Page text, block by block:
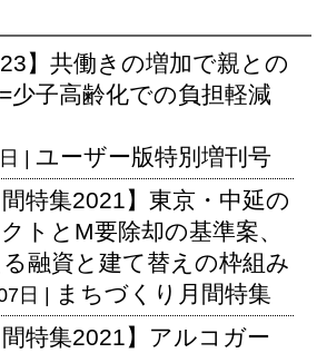
】共働きの増加で親との
少子高齢化での負担軽減
| ユーザー版特別増刊号
特集2021】東京・中延の
トとM要除却の基準案、
融資と建て替えの枠組み
日 | まちづくり月間特集
間特集2021】アルコガー